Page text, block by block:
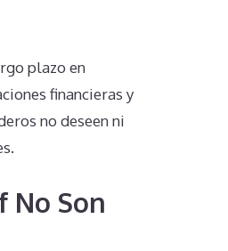
plazo en
financieras y
no deseen ni
No Son